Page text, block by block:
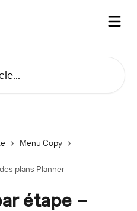
Menu Copy
plans Planner
étape –